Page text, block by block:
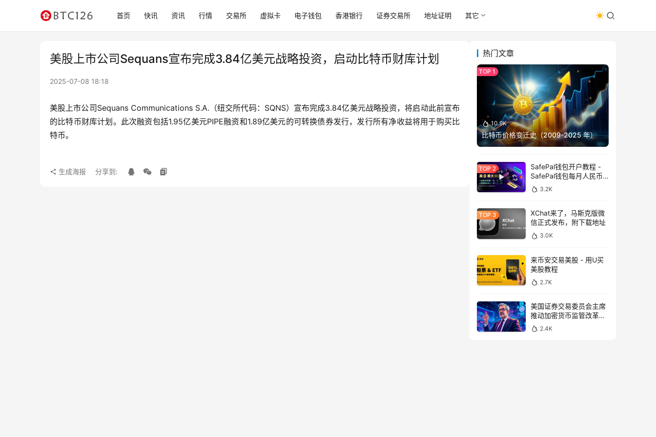
首页 快讯 资讯 行情 交易所 虚拟卡 电子钱包 香港银行 证券交易所 地址证明 其它
美股上市公司Sequans宣布完成3.84亿美元战略投资，启动比特币财库计划
2025-07-08 18:18
美股上市公司Sequans Communications S.A.（纽交所代码：SQNS）宣布完成3.84亿美元战略投资，将启动此前宣布
的比特币财库计划。此次融资包括1.95亿美元PIPE融资和1.89亿美元的可转换债券发行，发行所有净收益将用于购买比
特币。
生成海报 分享到:
热门文章
10.9K
比特币价格变迁史（2009-2025 年）
SafePal钱包开户教程 -
SafePal钱包每月人民币
消费前666U享受汇损补
贴
3.2K
XChat来了，马斯克版微
信正式发布，附下载地址
3.0K
来币安交易美股 - 用U买
美股教程
2.7K
美国证券交易委员会主席
推动加密货币监管改革，
力求未来验证
2.4K